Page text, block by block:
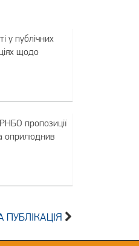
у публічних
щодо
пропозиції
оприлюднив
ПУБЛІКАЦІЯ